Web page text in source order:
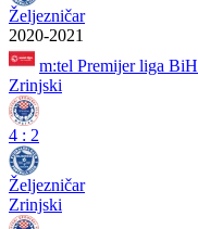
Željezničar
2020-2021
m:tel Premijer liga BiH
Zrinjski
4 : 2
Željezničar
Zrinjski